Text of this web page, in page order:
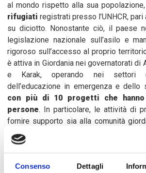
Consenso Dettagli
al mondo rispetto alla sua
rifugiati registrati presso l’UNHCR,
su diciotto. Nonostante ciò, il paese
legislazione nazionale sull’asilo e
rigoroso sull’accesso al proprio
è attiva in Giordania nei governatorati di
e Karak, operando nei settori
dell’educazione in emergenza e dello
con più di 10 progetti che hanno
persone. In particolare, le attività di
fornire supporto sia alla comunità
siriani, spesso in condizioni di
segnati da gravi traumi legati alla
specifica rivolta a donne capofamiglia,
disabilità.